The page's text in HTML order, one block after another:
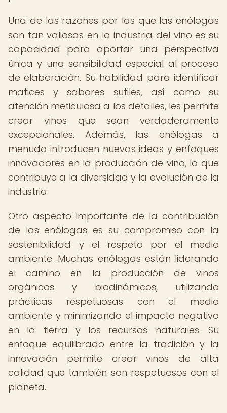
Una de las razones por las que las enólogas
son tan valiosas en la industria del vino es su
capacidad para aportar una perspectiva
única y una sensibilidad especial al proceso
de elaboración. Su habilidad para identificar
matices y sabores sutiles, así como su
atención meticulosa a los detalles, les permite
crear vinos que sean verdaderamente
excepcionales. Además, las enólogas a
menudo introducen nuevas ideas y enfoques
innovadores en la producción de vino, lo que
contribuye a la diversidad y la evolución de la
industria.
Otro aspecto importante de la contribución
de las enólogas es su compromiso con la
sostenibilidad y el respeto por el medio
ambiente. Muchas enólogas están liderando
el camino en la producción de vinos
orgánicos y biodinámicos, utilizando
prácticas respetuosas con el medio
ambiente y minimizando el impacto negativo
en la tierra y los recursos naturales. Su
enfoque equilibrado entre la tradición y la
innovación permite crear vinos de alta
calidad que también son respetuosos con el
planeta.